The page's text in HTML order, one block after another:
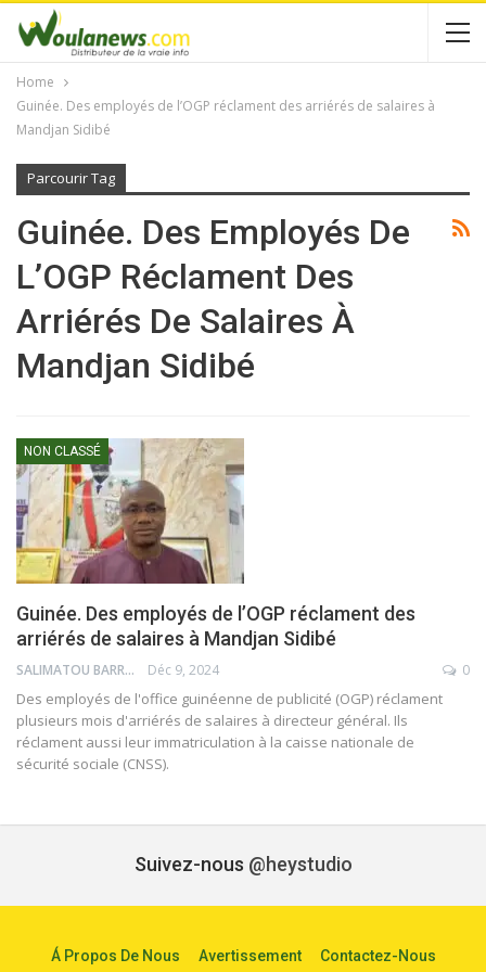
Home
Guinée. Des employés de l’OGP réclament des arriérés de salaires à
Mandjan Sidibé
Parcourir Tag
Guinée. Des Employés De
L’OGP Réclament Des
Arriérés De Salaires À
Mandjan Sidibé
NON CLASSÉ
Guinée. Des employés de l’OGP réclament des
arriérés de salaires à Mandjan Sidibé
SALIMATOU BARRY Déc 9, 2024 0
Des employés de l'office guinéenne de publicité (OGP) réclament
plusieurs mois d'arriérés de salaires à directeur général. Ils
réclament aussi leur immatriculation à la caisse nationale de
sécurité sociale (CNSS).
Suivez-nous @heystudio
Á Propos De Nous Avertissement Contactez-Nous